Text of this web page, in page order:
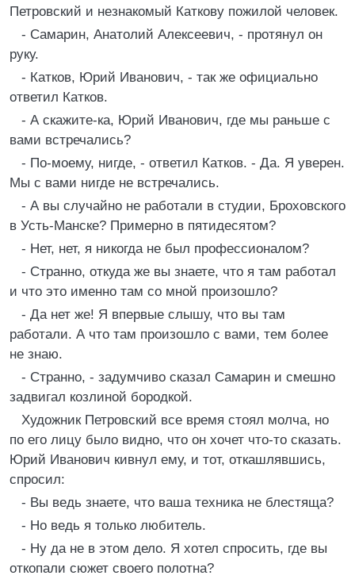
Петровский и незнакомый Каткову пожилой человек.
- Самарин, Анатолий Алексеевич, - протянул он
руку.
- Катков, Юрий Иванович, - так же официально
ответил Катков.
- А скажите-ка, Юрий Иванович, где мы раньше с
вами встречались?
- По-моему, нигде, - ответил Катков. - Да. Я уверен.
Мы с вами нигде не встречались.
- А вы случайно не работали в студии, Броховского
в Усть-Манске? Примерно в пятидесятом?
- Нет, нет, я никогда не был профессионалом?
- Странно, откуда же вы знаете, что я там работал
и что это именно там со мной произошло?
- Да нет же! Я впервые слышу, что вы там
работали. А что там произошло с вами, тем более
не знаю.
- Странно, - задумчиво сказал Самарин и смешно
задвигал козлиной бородкой.
Художник Петровский все время стоял молча, но
по его лицу было видно, что он хочет что-то сказать.
Юрий Иванович кивнул ему, и тот, откашлявшись,
спросил:
- Вы ведь знаете, что ваша техника не блестяща?
- Но ведь я только любитель.
- Ну да не в этом дело. Я хотел спросить, где вы
откопали сюжет своего полотна?